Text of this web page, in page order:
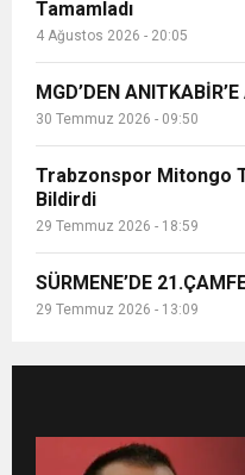
Tamamladı
4 Ağustos 2026 - 20:05
MGD’DEN
30 Temmuz 2026 - 09:50
Trabzonspor Mitongo
Bildirdi
29 Temmuz 2026 - 18:59
SÜRMENE’DE
29 Temmuz 2026 - 13:09